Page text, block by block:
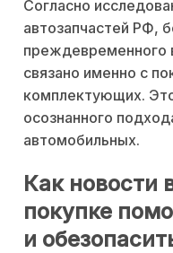
Согласно
автозапчастей РФ,
преждевременного
связано именно с
комплектующих.
осознанного
автомобильных.
Как новости
покупке
и